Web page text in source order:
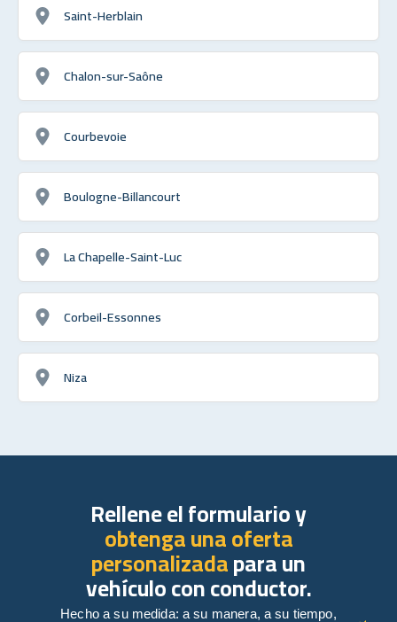
Saint-Herblain
Chalon-sur-Saône
Courbevoie
Boulogne-Billancourt
La Chapelle-Saint-Luc
Corbeil-Essonnes
Niza
Rellene el formulario y
obtenga una oferta
personalizadapara un
vehículo con conductor.
Hecho a su medida: a su manera, a su tiempo,